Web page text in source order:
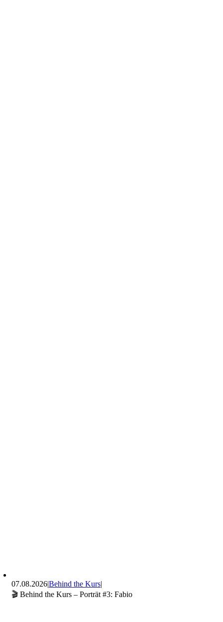
07.08.2026|Behind the Kurs|
🎬 Behind the Kurs – Porträt #3: Fabio